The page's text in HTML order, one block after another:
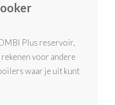
Plus reservoir,
voor andere
waar je uit kunt